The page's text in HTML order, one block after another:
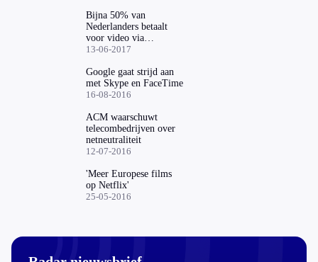
Bijna 50% van
Nederlanders betaalt
voor video via
internetdienst
13-06-2017
Google gaat strijd aan
met Skype en FaceTime
16-08-2016
ACM waarschuwt
telecombedrijven over
netneutraliteit
12-07-2016
'Meer Europese films
op Netflix'
25-05-2016